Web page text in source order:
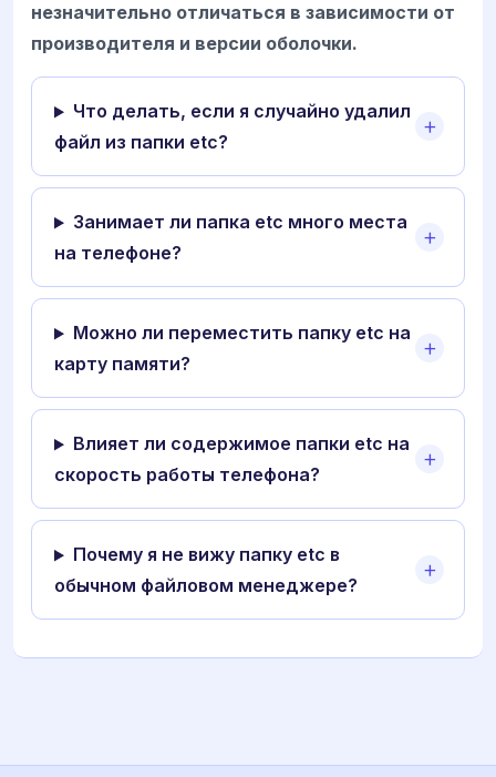
незначительно отличаться в зависимости от
производителя и версии оболочки.
Что делать, если я случайно удалил
файл из папки etc?
Занимает ли папка etc много места
на телефоне?
Можно ли переместить папку etc на
карту памяти?
Влияет ли содержимое папки etc на
скорость работы телефона?
Почему я не вижу папку etc в
обычном файловом менеджере?